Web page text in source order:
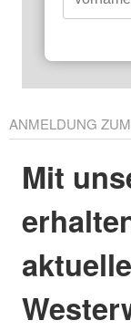
ANMELDUNG
Mit